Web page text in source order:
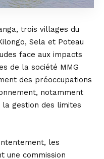
trois villages du
Sela et Poteau
face aux impacts
de la société MMG
des préoccupations
notamment
la gestion des limites
les
une commission